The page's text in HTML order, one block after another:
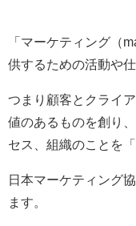
「マーケティング（
供するための活動や
つまり顧客とクライ
値のあるものを創り
セス、組織のことを
日本マーケティング
ます。